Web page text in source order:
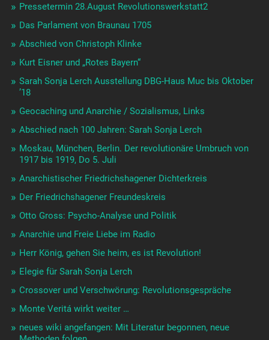
Pressetermin 28.August Revolutionswerkstatt2
Das Parlament von Braunau 1705
Abschied von Christoph Klinke
Kurt Eisner und „Rotes Bayern“
Sarah Sonja Lerch Ausstellung DBG-Haus Muc bis Oktober
’18
Geocaching und Anarchie / Sozialismus, Links
Abschied nach 100 Jahren: Sarah Sonja Lerch
Moskau, München, Berlin. Der revolutionäre Umbruch von
1917 bis 1919, Do 5. Juli
Anarchistischer Friedrichshagener Dichterkreis
Der Friedrichshagener Freundeskreis
Otto Gross: Psycho-Analyse und Politik
Anarchie und Freie Liebe im Radio
Herr König, gehen Sie heim, es ist Revolution!
Elegie für Sarah Sonja Lerch
Crossover und Verschwörung: Revolutionsgespräche
Monte Veritá wirkt weiter …
neues wiki angefangen: Mit Literatur begonnen, neue